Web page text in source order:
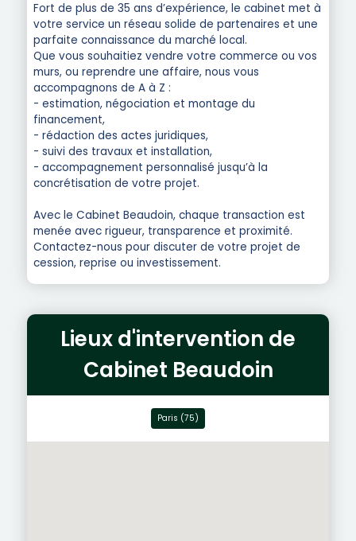
Fort de plus de 35 ans d’expérience, le cabinet met à
votre service un réseau solide de partenaires et une
parfaite connaissance du marché local.
Que vous souhaitiez vendre votre commerce ou vos
murs, ou reprendre une affaire, nous vous
accompagnons de A à Z :
- estimation, négociation et montage du
financement,
- rédaction des actes juridiques,
- suivi des travaux et installation,
- accompagnement personnalisé jusqu’à la
concrétisation de votre projet.
Avec le Cabinet Beaudoin, chaque transaction est
menée avec rigueur, transparence et proximité.
Contactez-nous pour discuter de votre projet de
cession, reprise ou investissement.
Lieux d'intervention de
Cabinet Beaudoin
Paris (75)